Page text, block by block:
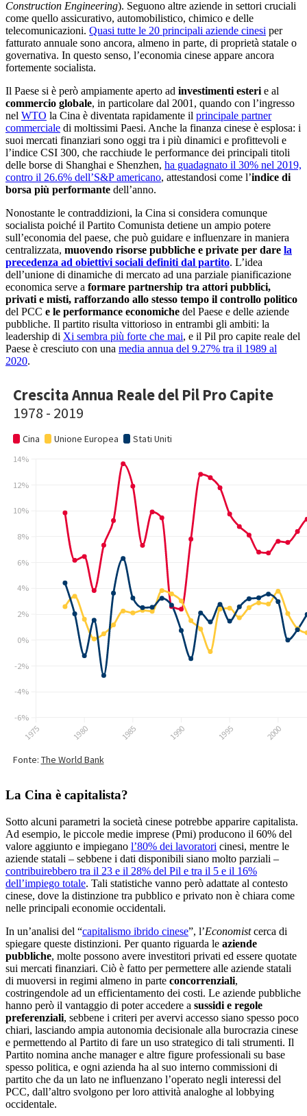
Construction Engineering). Seguono altre aziende in settori cruciali
come quello assicurativo, automobilistico, chimico e delle
telecomunicazioni. Quasi tutte le 20 principali aziende cinesi per
fatturato annuale sono ancora, almeno in parte, di proprietà statale o
governativa. In questo senso, l’economia cinese appare ancora
fortemente socialista.
Il Paese si è però ampiamente aperto ad investimenti esteri e al
commercio globale, in particolare dal 2001, quando con l’ingresso
nel WTO la Cina è diventata rapidamente il principale partner
commerciale di moltissimi Paesi. Anche la finanza cinese è esplosa: i
suoi mercati finanziari sono oggi tra i più dinamici e profittevoli e
l’indice CSI 300, che racchiude le performance dei principali titoli
delle borse di Shanghai e Shenzhen, ha guadagnato il 30% nel 2019,
contro il 26.6% dell’S&P americano, attestandosi come l’indice di
borsa più performante dell’anno.
Nonostante le contraddizioni, la Cina si considera comunque
socialista poiché il Partito Comunista detiene un ampio potere
sull’economia del paese, che può guidare e influenzare in maniera
centralizzata, muovendo risorse pubbliche e private per dare la
precedenza ad obiettivi sociali definiti dal partito. L’idea
dell’unione di dinamiche di mercato ad una parziale pianificazione
economica serve a formare partnership tra attori pubblici,
privati e misti, rafforzando allo stesso tempo il controllo politico
del PCC e le performance economiche del Paese e delle aziende
pubbliche. Il partito risulta vittorioso in entrambi gli ambiti: la
leadership di Xi sembra più forte che mai, e il Pil pro capite reale del
Paese è cresciuto con una media annua del 9.27% tra il 1989 al
2020.
La Cina è capitalista?
Sotto alcuni parametri la società cinese potrebbe apparire capitalista.
Ad esempio, le piccole medie imprese (Pmi) producono il 60% del
valore aggiunto e impiegano l’80% dei lavoratori cinesi, mentre le
aziende statali – sebbene i dati disponibili siano molto parziali –
contribuirebbero tra il 23 e il 28% del Pil e tra il 5 e il 16%
dell’impiego totale. Tali statistiche vanno però adattate al contesto
cinese, dove la distinzione tra pubblico e privato non è chiara come
nelle principali economie occidentali.
In un’analisi del “capitalismo ibrido cinese”, l’Economistcerca di
spiegare queste distinzioni. Per quanto riguarda le aziende
pubbliche, molte possono avere investitori privati ed essere quotate
sui mercati finanziari. Ciò è fatto per permettere alle aziende statali
di muoversi in regimi almeno in parte concorrenziali,
costringendole ad un efficientamento dei costi. Le aziende pubbliche
hanno però il vantaggio di poter accedere a sussidi e regole
preferenziali, sebbene i criteri per avervi accesso siano spesso poco
chiari, lasciando ampia autonomia decisionale alla burocrazia cinese
e permettendo al Partito di fare un uso strategico di tali strumenti. Il
Partito nomina anche manager e altre figure professionali su base
spesso politica, e ogni azienda ha al suo interno commissioni di
partito che da un lato ne influenzano l’operato negli interessi del
PCC, dall’altro svolgono per loro attività analoghe al lobbying
occidentale.